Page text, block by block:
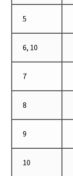
5
6, 10
7
8
9
10